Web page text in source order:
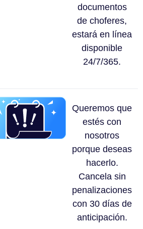
documentos
de choferes,
estará en línea
disponible
24/7/365.
Queremos que
estés con
nosotros
porque deseas
hacerlo.
Cancela sin
penalizaciones
con 30 días de
anticipación.